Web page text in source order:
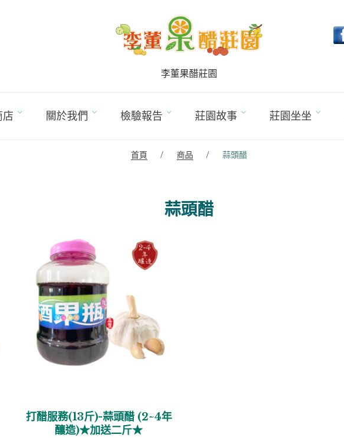
李董果醋莊園
店 關於我們 檢驗報告 莊園故事 莊園坐坐
首頁 / 商品 / 蒜頭醋
蒜頭醋
打醋服務(13斤)-蒜頭醋 (2~4年
釀造)★加送二斤★